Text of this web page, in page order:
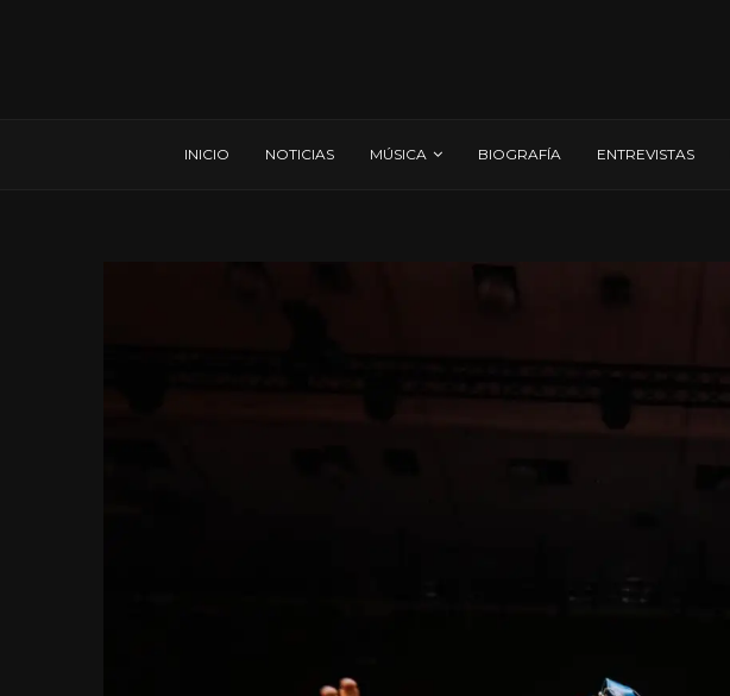
INICIO NOTICIAS MÚSICA BIOGRAFÍA ENTREVISTAS